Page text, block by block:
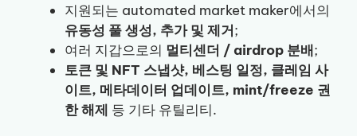
지원되는 automated market maker에서의
유동성 풀 생성, 추가 및 제거;
여러 지갑으로의 멀티센더 / airdrop 분배;
토큰 및 NFT 스냅샷, 베스팅 일정, 클레임 사
이트, 메타데이터 업데이트, mint/freeze 권
한 해제 등 기타 유틸리티.